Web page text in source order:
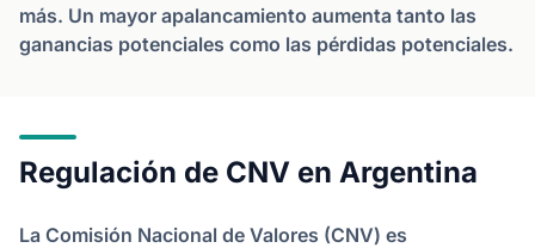
más. Un mayor apalancamiento aumenta tanto las
ganancias potenciales como las pérdidas potenciales.
Regulación de CNV en Argentina
La Comisión Nacional de Valores (CNV) es